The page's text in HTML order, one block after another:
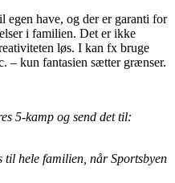
egen have, og der er garanti for
i familien. Det er ikke
løs. I kan fx bruge
– kun fantasien sætter grænser.
5-kamp og send det til:
til hele familien, når Sportsbyen